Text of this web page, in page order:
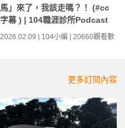
馬」來了，我該走嗎？！ (#cc
字幕 ) | 104職涯診所Podcast
2026.02.09 | 104小編 | 20660觀看數
更多訂閱內容